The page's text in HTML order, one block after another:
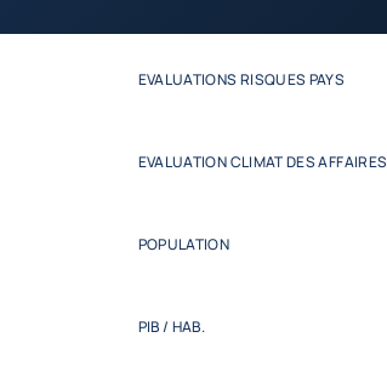
EVALUATIONS RISQUES PAYS
EVALUATION CLIMAT DES AFFAIRES
POPULATION
PIB / HAB.